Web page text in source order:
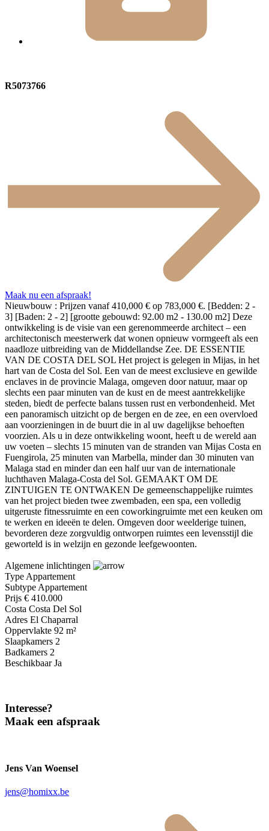
R5073766
Maak nu een afspraak!
Nieuwbouw : Prijzen vanaf 410,000 € op 783,000 €. [Bedden: 2 -
3] [Baden: 2 - 2] [grootte gebouwd: 92.00 m2 - 130.00 m2] Deze
ontwikkeling is de visie van een gerenommeerde architect – een
architectonisch meesterwerk dat wonen opnieuw vormgeeft als een
naadloze uitbreiding van de Middellandse Zee. DE ESSENTIE
VAN DE COSTA DEL SOL Het project is gelegen in Mijas, in het
hart van de Costa del Sol. Een van de meest exclusieve en gewilde
enclaves in de provincie Malaga, omgeven door natuur, maar op
slechts een paar minuten van de kust en de meest aantrekkelijke
steden, biedt de perfecte balans tussen rust en verbondenheid. Met
een panoramisch uitzicht op de bergen en de zee, en een overvloed
aan voorzieningen in de buurt die in al uw dagelijkse behoeften
voorzien. Als u in deze ontwikkeling woont, heeft u de wereld aan
uw voeten – slechts 15 minuten van de stranden van Mijas Costa en
Fuengirola, 25 minuten van Marbella, minder dan 30 minuten van
Malaga stad en minder dan een half uur van de internationale
luchthaven Malaga-Costa del Sol. GEMAAKT OM DE
ZINTUIGEN TE ONTWAKEN De gemeenschappelijke ruimtes
van het project bieden twee zwembaden, een spa, een volledig
uitgeruste fitnessruimte en een ‌coworkingruimte ‌met ‌een ‌keuken ‌om
te werken ‌en ‌ideeën te ‌delen. Omgeven door weelderige ‌tuinen,
‌bevorderen ‌deze zorgvuldig ‌ontworpen ruimtes ‌een ‌levensstijl die
geworteld ‌is ‌in ‌welzijn ‌en ‌gezonde ‌leefgewoonten.
Algemene inlichtingen
Type Appartement
Subtype Appartement
Prijs € 410.000
Costa Costa Del Sol
Adres El Chaparral
Oppervlakte 92 m²
Slaapkamers 2
Badkamers 2
Beschikbaar Ja
Interesse?
Maak een afspraak
Jens Van Woensel
jens@homixx.be